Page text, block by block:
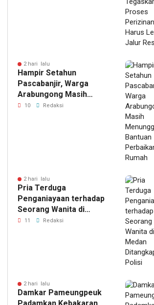
2 hari lalu
Hampir Setahun
Pascabanjir, Warga
Arabungong Masih
Menunggu Bantuan
10 Redaksi
2 hari lalu
Pria Terduga
Penganiayaan terhadap
Seorang Wanita di
Medan Ditangkap Polisi
11 Redaksi
2 hari lalu
Damkar Pameungpeuk